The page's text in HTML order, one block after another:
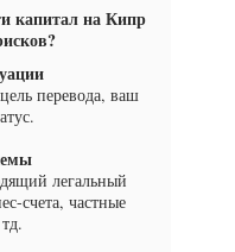
перевода, ваш
легальный
счета, частные
капитал на Кипр